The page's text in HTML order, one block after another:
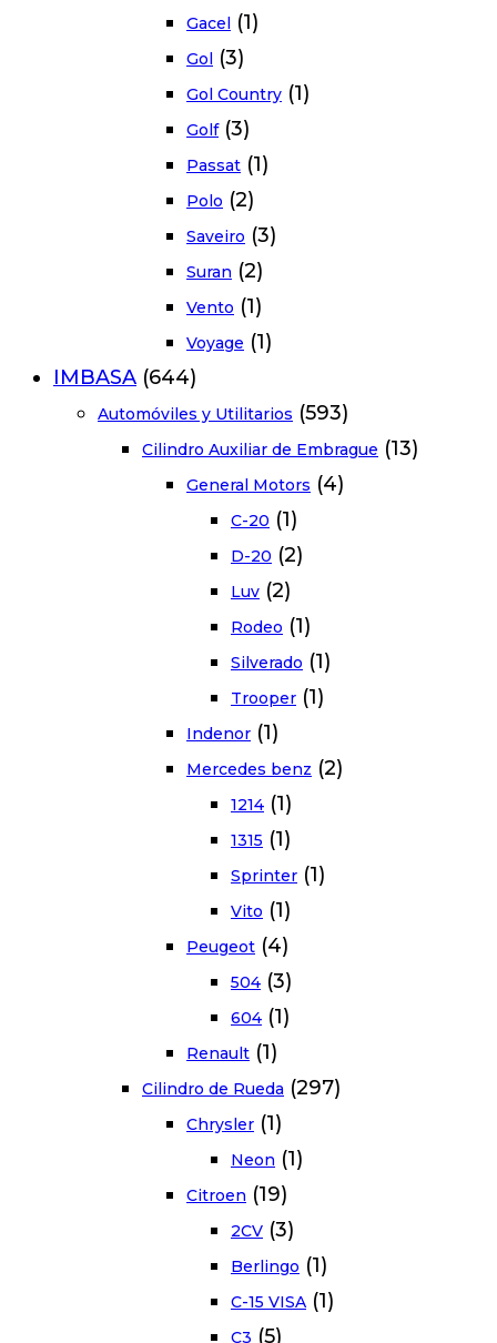
Gacel (1)
Gol (3)
Gol Country (1)
Golf (3)
Passat (1)
Polo (2)
Saveiro (3)
Suran (2)
Vento (1)
Voyage (1)
IMBASA (644)
Automóviles y Utilitarios (593)
Cilindro Auxiliar de Embrague (13)
General Motors (4)
C-20 (1)
D-20 (2)
Luv (2)
Rodeo (1)
Silverado (1)
Trooper (1)
Indenor (1)
Mercedes benz (2)
1214 (1)
1315 (1)
Sprinter (1)
Vito (1)
Peugeot (4)
504 (3)
604 (1)
Renault (1)
Cilindro de Rueda (297)
Chrysler (1)
Neon (1)
Citroen (19)
2CV (3)
Berlingo (1)
C-15 VISA (1)
C3 (5)